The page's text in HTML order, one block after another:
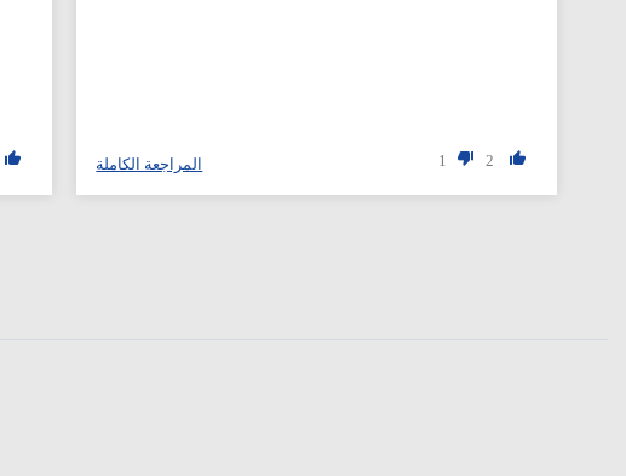
2
1 المراجعة الكاملة